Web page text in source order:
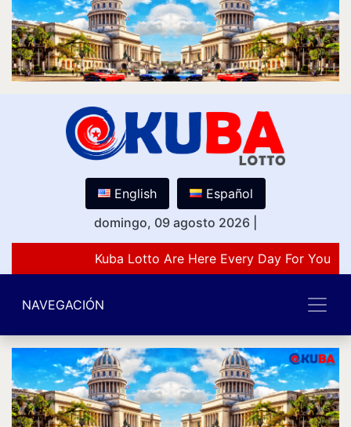
English
Español
domingo, 09 agosto 2026
Kuba Lotto Are Here Every Day For You
NAVEGACIÓN